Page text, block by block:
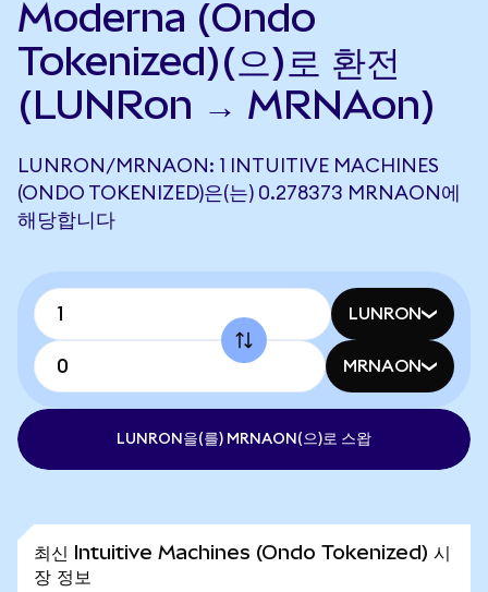
Moderna (Ondo
Tokenized)(으)로 환전
(LUNRon → MRNAon)
LUNRON/MRNAON: 1 INTUITIVE MACHINES
(ONDO TOKENIZED)은(는) 0.278373 MRNAON에
해당합니다
LUNRON
MRNAON
LUNRON을(를) MRNAON(으)로 스왑
최신 Intuitive Machines (Ondo Tokenized) 시
장 정보